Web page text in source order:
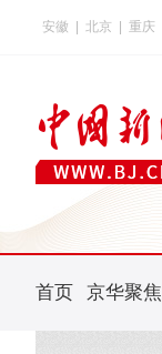
安徽 北京 重庆
首页 京华聚焦